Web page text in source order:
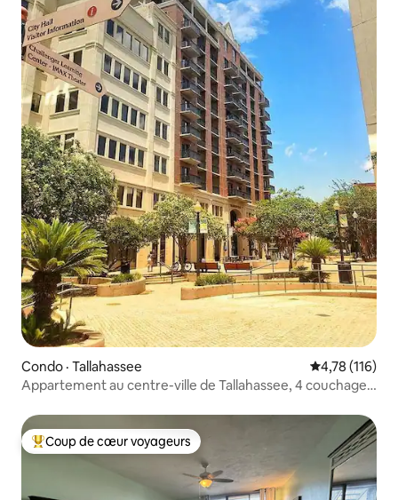
Condo · Tallahassee Note
4,78 (116)
Appartement au centre-ville de Tallahassee, 4 couchages,
Coup de cœur voyageurs parmi les plus aimés
Coup de cœur voyageurs